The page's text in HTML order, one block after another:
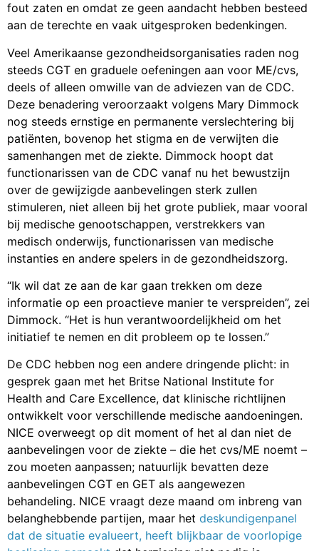
fout zaten en omdat ze geen aandacht hebben besteed
aan de terechte en vaak uitgesproken bedenkingen.
Veel Amerikaanse gezondheidsorganisaties raden nog
steeds CGT en graduele oefeningen aan voor ME/cvs,
deels of alleen omwille van de adviezen van de CDC.
Deze benadering veroorzaakt volgens Mary Dimmock
nog steeds ernstige en permanente verslechtering bij
patiënten, bovenop het stigma en de verwijten die
samenhangen met de ziekte. Dimmock hoopt dat
functionarissen van de CDC vanaf nu het bewustzijn
over de gewijzigde aanbevelingen sterk zullen
stimuleren, niet alleen bij het grote publiek, maar vooral
bij medische genootschappen, verstrekkers van
medisch onderwijs, functionarissen van medische
instanties en andere spelers in de gezondheidszorg.
“Ik wil dat ze aan de kar gaan trekken om deze
informatie op een proactieve manier te verspreiden”, zei
Dimmock. “Het is hun verantwoordelijkheid om het
initiatief te nemen en dit probleem op te lossen.”
De CDC hebben nog een andere dringende plicht: in
gesprek gaan met het Britse National Institute for
Health and Care Excellence, dat klinische richtlijnen
ontwikkelt voor verschillende medische aandoeningen.
NICE overweegt op dit moment of het al dan niet de
aanbevelingen voor de ziekte – die het cvs/ME noemt –
zou moeten aanpassen; natuurlijk bevatten deze
aanbevelingen CGT en GET als aangewezen
behandeling. NICE vraagt deze maand om inbreng van
belanghebbende partijen, maar het deskundigenpanel
dat de situatie evalueert, heeft blijkbaar de voorlopige